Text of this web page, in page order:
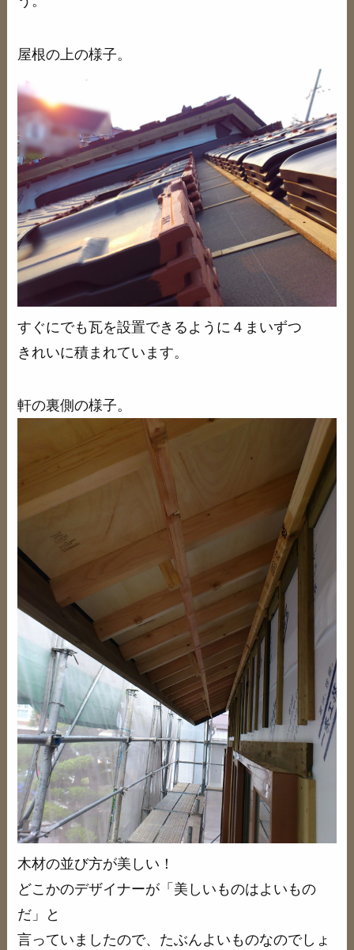
屋根の上の様子。
すぐにでも瓦を設置できるように４まいずつ
きれいに積まれています。
軒の裏側の様子。
木材の並び方が美しい！
どこかのデザイナーが「美しいものはよいもの
だ」と
言っていましたので、たぶんよいものなのでしょ